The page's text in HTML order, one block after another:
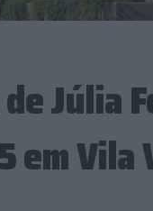
Júlia
em Vila